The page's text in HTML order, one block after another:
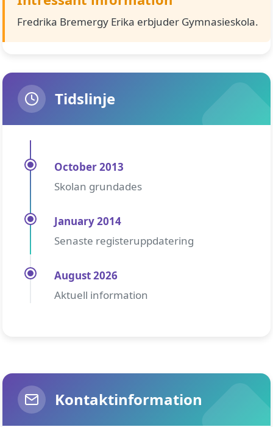
Fredrika Bremergy Erika erbjuder Gymnasieskola.
Tidslinje
October 2013
Skolan grundades
January 2014
Senaste registeruppdatering
August 2026
Aktuell information
Kontaktinformation